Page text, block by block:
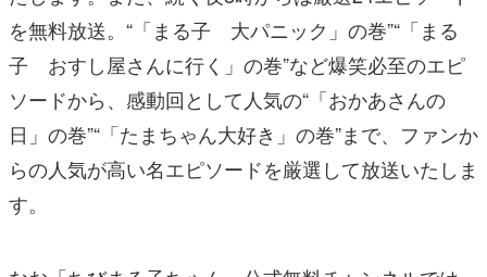
を無料放送。“「まる子 大パニック」の巻”“「まる
子 おすし屋さんに行く」の巻”など爆笑必至のエピ
ソードから、感動回として人気の“「おかあさんの
日」の巻”“「たまちゃん大好き」の巻”まで、ファンか
らの人気が高い名エピソードを厳選して放送いたしま
す。